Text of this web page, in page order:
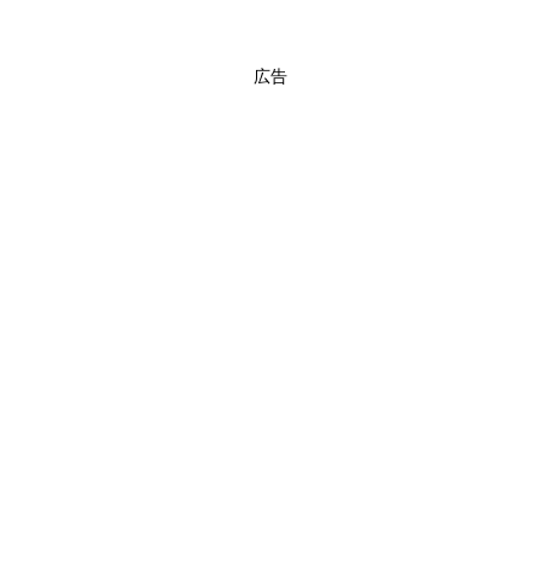
広告